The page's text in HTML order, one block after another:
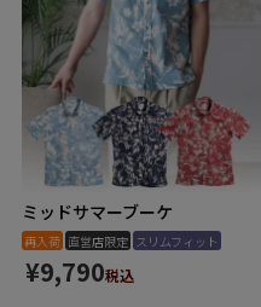
ミッドサマーブーケ
再入荷 直営店限定 スリムフィット
¥9,790税込